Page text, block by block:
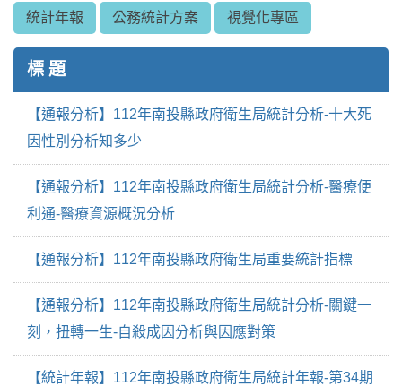
統計年報 公務統計方案 視覺化專區
標 題
【通報分析】112年南投縣政府衛生局統計分析-十大死
因性別分析知多少
【通報分析】112年南投縣政府衛生局統計分析-醫療便
利通-醫療資源概況分析
【通報分析】112年南投縣政府衛生局重要統計指標
【通報分析】112年南投縣政府衛生局統計分析-關鍵一
刻，扭轉一生-自殺成因分析與因應對策
【統計年報】112年南投縣政府衛生局統計年報-第34期